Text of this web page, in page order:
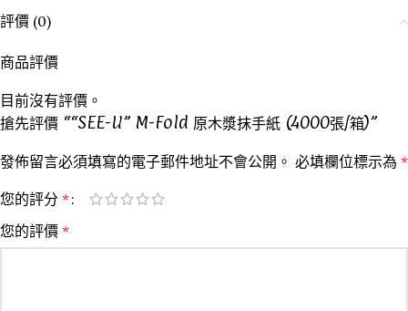
評價 (0)
商品評價
目前沒有評價。
搶先評價 ““SEE-U” M-Fold 原木漿抹手紙 (4000張/箱)”
發佈留言必須填寫的電子郵件地址不會公開。 必填欄位標示為 *
您的評分 *
您的評價 *